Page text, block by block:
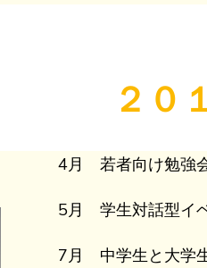
２０
4月 若者向け勉強
5月 学生対話型イ
7月 中学生と大学